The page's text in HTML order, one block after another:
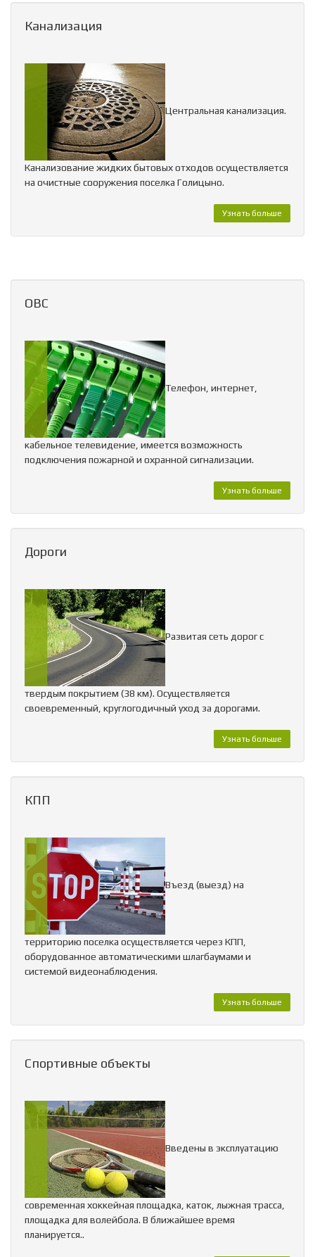
Канализация
Центральная канализация.
Канализование жидких бытовых отходов осуществляется
на очистные сооружения поселка Голицыно.
Узнать больше
ОВС
Телефон, интернет,
кабельное телевидение, имеется возможность
подключения пожарной и охранной сигнализации.
Узнать больше
Дороги
Развитая сеть дорог с
твердым покрытием (38 км). Осуществляется
своевременный, круглогодичный уход за дорогами.
Узнать больше
КПП
Въезд (выезд) на
территорию поселка осуществляется через КПП,
оборудованное автоматическими шлагбаумами и
системой видеонаблюдения.
Узнать больше
Спортивные объекты
Введены в эксплуатацию
современная хоккейная площадка, каток, лыжная трасса,
площадка для волейбола. В ближайшее время
планируется..